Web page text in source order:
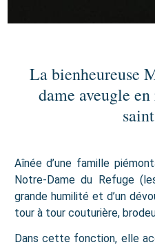
La bienheureuse
dame aveugle
Aînée d’une famille
Notre-Dame du Refuge
grande humilité et d’un
tour à tour couturière,
Dans cette fonction, elle